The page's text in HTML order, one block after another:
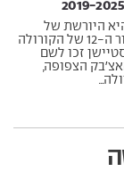
היורשת של
האוריס סטיישן, שכן בדור ה-12 של הקורולה
זכו לשם
הצפופה,